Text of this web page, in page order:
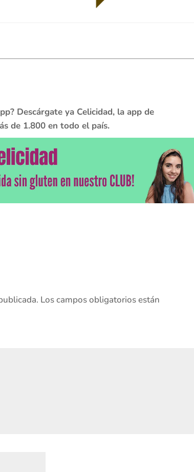
Descárgate ya Celicidad, la app de
de 1.800 en todo el país.
Los campos obligatorios están